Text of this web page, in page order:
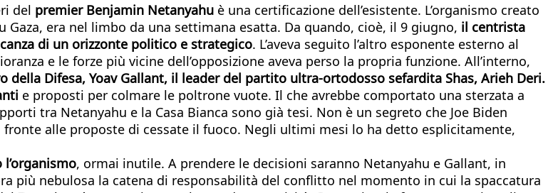
del premier Benjamin Netanyahu è una certificazione dell’esistente. L’organismo creato
era nel limbo da una settimana esatta. Da quando, cioè, il 9 giugno, il centrista
di un orizzonte politico e strategico. L’aveva seguito l’altro esponente esterno al
e le forze più vicine dell’opposizione aveva perso la propria funzione. All’interno,
Difesa, Yoav Gallant, il leader del partito ultra-ortodosso sefardita Shas, Arieh Deri.
e proposti per colmare le poltrone vuote. Il che avrebbe comportato una sterzata a
tra Netanyahu e la Casa Bianca sono già tesi. Non è un segreto che Joe Biden
alle proposte di cessate il fuoco. Negli ultimi mesi lo ha detto esplicitamente,
, ormai inutile. A prendere le decisioni saranno Netanyahu e Gallant, in
più nebulosa la catena di responsabilità del conflitto nel momento in cui la spaccatura